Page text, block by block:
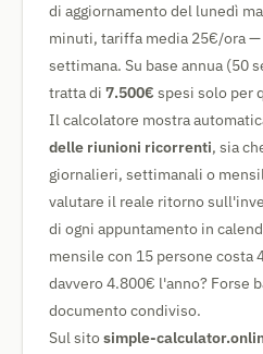
di aggiornamento del lunedì
minuti, tariffa media 25€/ora —
settimana. Su base annua (50
tratta di 7.500€ spesi solo per
Il calcolatore mostra
delle riunioni ricorrenti, sia
giornalieri, settimanali o
valutare il reale ritorno
di ogni appuntamento in
mensile con 15 persone costa
davvero 4.800€ l'anno? Forse
documento condiviso.
Sul sitosimple-